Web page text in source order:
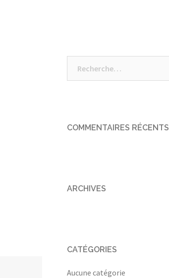
COMMENTAIRES RÉCENTS
ARCHIVES
CATÉGORIES
Aucune catégorie